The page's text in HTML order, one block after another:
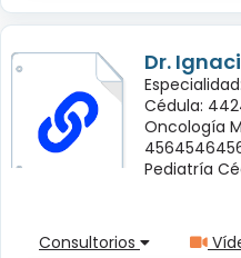
Dr.
Cédula:
Oncología
Pediatría
Consultorios